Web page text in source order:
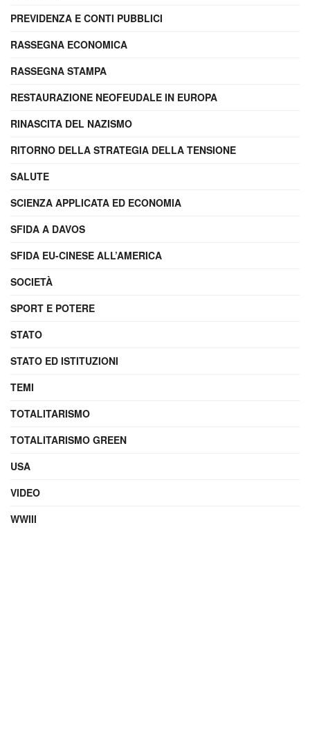
PREVIDENZA E CONTI PUBBLICI
RASSEGNA ECONOMICA
RASSEGNA STAMPA
RESTAURAZIONE NEOFEUDALE IN EUROPA
RINASCITA DEL NAZISMO
RITORNO DELLA STRATEGIA DELLA TENSIONE
SALUTE
SCIENZA APPLICATA ED ECONOMIA
SFIDA A DAVOS
SFIDA EU-CINESE ALL’AMERICA
SOCIETÀ
SPORT E POTERE
STATO
STATO ED ISTITUZIONI
TEMI
TOTALITARISMO
TOTALITARISMO GREEN
USA
VIDEO
WWIII